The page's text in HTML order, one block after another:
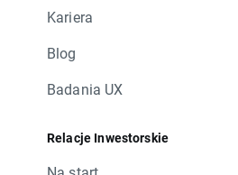
Kariera
Blog
Badania UX
Relacje Inwestorskie